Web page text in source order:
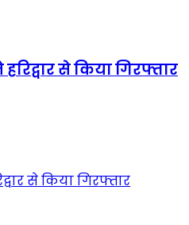
से किया गिरफ्तार
से किया गिरफ्तार